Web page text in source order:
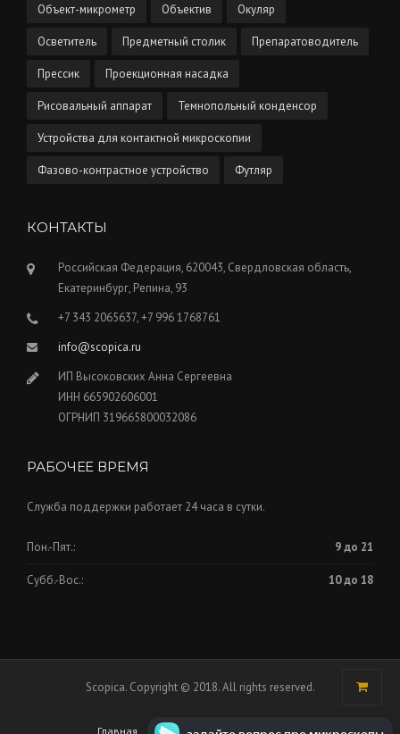
Объект-микрометр Объектив Окуляр
Осветитель Предметный столик Препаратоводитель
Прессик Проекционная насадка
Рисовальный аппарат Темнопольный конденсор
Устройства для контактной микроскопии
Фазово-контрастное устройство Футляр
КОНТАКТЫ
Российская Федерация, 620043, Свердловская область,
Екатеринбург, Репина, 93
+7 343 2065637, +7 996 1768761
info@scopica.ru
ИП Высоковских Анна Сергеевна
ИНН 665902606001
ОГРНИП 319665800032086
РАБОЧЕЕ ВРЕМЯ
Служба поддержки работает 24 часа в сутки.
Пон.-Пят.: 9 до 21
Субб.-Вос.: 10 до 18
Scopica. Copyright © 2018. All rights reserved.
Главная Торговая площадка Контакты